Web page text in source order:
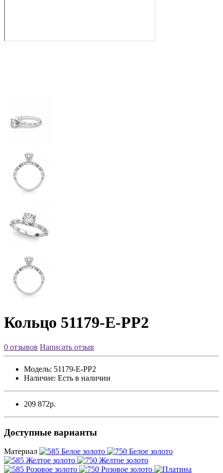
Кольцо 51179-E-PP2
0 отзывов Написать отзыв
Модель: 51179-E-PP2
Наличие: Есть в наличии
209 872р.
Доступные варианты
Материал